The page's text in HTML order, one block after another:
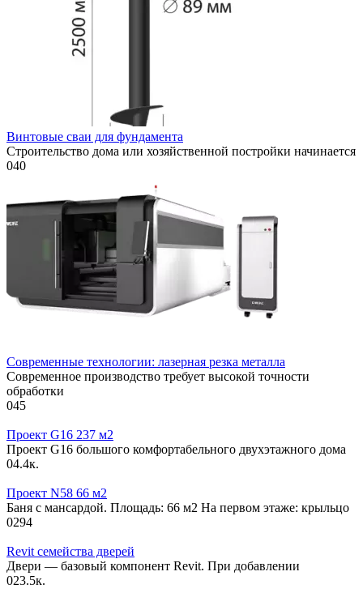
Винтовые сваи для фундамента
Строительство дома или хозяйственной постройки начинается
040
Современные технологии: лазерная резка металла
Современное производство требует высокой точности
обработки
045
Проект G16 237 м2
Проект G16 большого комфортабельного двухэтажного дома
04.4к.
Проект N58 66 м2
Баня с мансардой. Площадь: 66 м2 На первом этаже: крыльцо
0294
Revit cемейства дверей
Двери — базовый компонент Revit. При добавлении
023.5к.